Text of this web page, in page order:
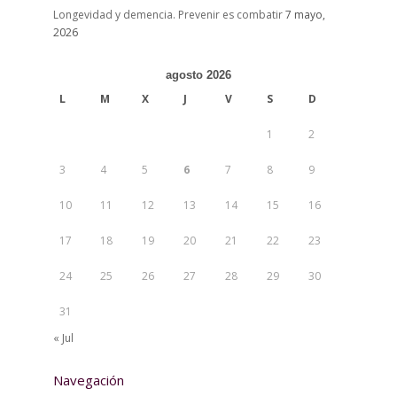
Longevidad y demencia. Prevenir es combatir7 mayo,
2026
agosto 2026
L M X J V S D
1 2
3 4 5 6 7 8 9
10 11 12 13 14 15 16
17 18 19 20 21 22 23
24 25 26 27 28 29 30
31
« Jul
Navegación